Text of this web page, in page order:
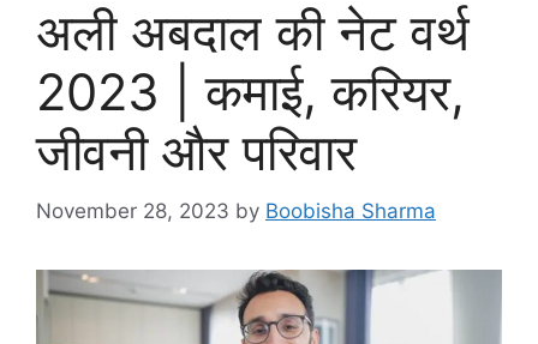
अली अबदाल की नेट वर्थ
2023 | कमाई, करियर,
जीवनी और परिवार
November 28, 2023 by Boobisha Sharma